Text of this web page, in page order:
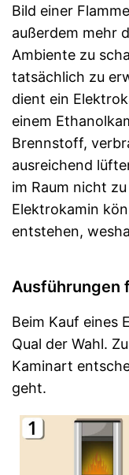
Bild einer
außerdem mehr
Ambiente zu
tatsächlich zu
dient ein
einem
Brennstoff,
ausreichend
im Raum nicht
Elektrokamin
entstehen,
Ausführungen
Beim Kauf eines
Qual der Wahl.
Kaminart
geht.